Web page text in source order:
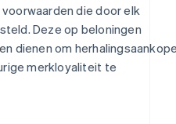
die door elk
Deze op beloningen
dienen om
merkloyaliteit te